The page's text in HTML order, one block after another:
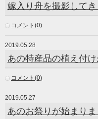
嫁入り舟を撮影してき
コメント(0)
2019.05.28
あの特産品の植え付け
コメント(0)
2019.05.27
あのお祭りが始まりま